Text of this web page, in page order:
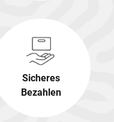
Sicheres
Bezahlen